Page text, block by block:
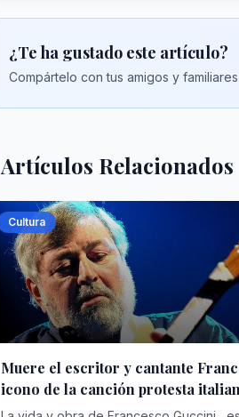
¿Te ha gustado este artículo?
Compártelo con tus amigos y familiares
Artículos Relacionados
Cultura
Muere el escritor y cantante
icono de la canción protesta